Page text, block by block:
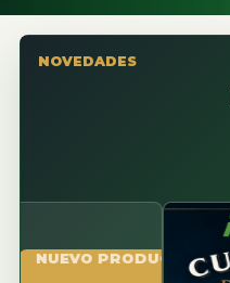
NOVEDADES
PRODUCTO